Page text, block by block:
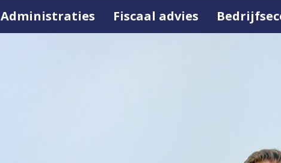
Administraties Fiscaal advies